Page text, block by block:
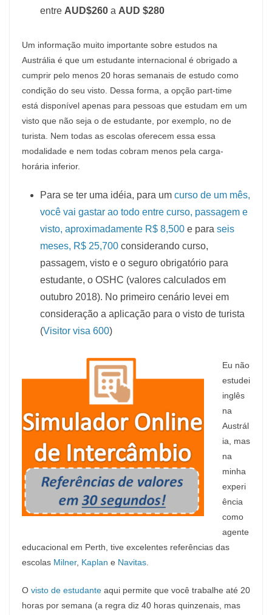
entre AUD$260 a AUD $280
Um informação muito importante sobre estudos na
Austrália é que um estudante internacional é obrigado a
cumprir pelo menos 20 horas semanais de estudo como
condição do seu visto. Dessa forma, a opção part-time
está disponível apenas para pessoas que estudam em um
visto que não seja o de estudante, por exemplo, no de
turista. Nem todas as escolas oferecem essa essa
modalidade e nem todas cobram menos pela carga-
horária inferior.
Para se ter uma idéia, para um curso de um mês,
você vai gastar ao todo entre curso, passagem e
visto, aproximadamente R$ 8,500 e para seis
meses, R$ 25,700 considerando curso,
passagem, visto e o seguro obrigatório para
estudante, o OSHC (valores calculados em
outubro 2018). No primeiro cenário levei em
consideração a aplicação para o visto de turista
(Visitor visa 600)
Eu não
estudei
inglês
na
Austrál
ia, mas
na
minha
experi
ência
como
agente
educacional em Perth, tive excelentes referências das
escolas Milner, Kaplan e Navitas.
O visto de estudante aqui permite que você trabalhe até 20
horas por semana (a regra diz 40 horas quinzenais, mas